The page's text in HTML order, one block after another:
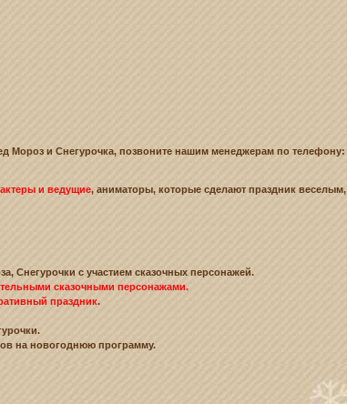
Мороз и Снегурочка, позвоните нашим менеджерам по телефону:
и ведущие, аниматоры, которые сделают праздник веселым,
Снегурочки с участием сказочных персонажей.
сказочными персонажами.
праздник.
на новогоднюю программу.